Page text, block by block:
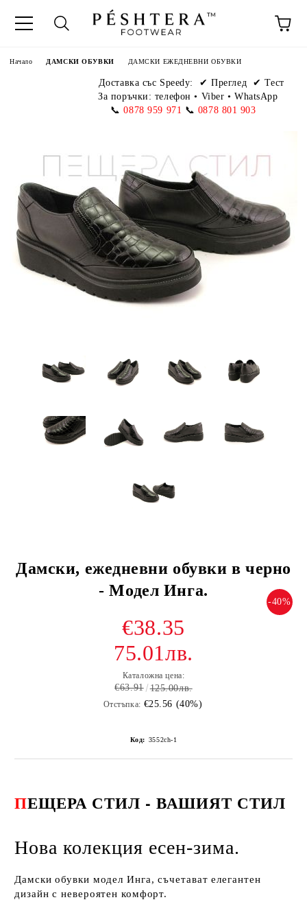
Начало ДАМСКИ ОБУВКИ ДАМСКИ ЕЖЕДНЕВНИ ОБУВКИ
Доставка със Speedy:
✔ Преглед ✔ Тест
За поръчки: телефон• Viber • WhatsApp
📞 0878 959 971 📞 0878 801 903
Дамски, ежедневни обувки в черно
- Модел Инга.
-40%
€38.35
75.01лв.
Каталожна цена:
€63.91 125.00лв.
Отстъпка: €25.56 (40%)
Код: 3552ch-1
ПЕЩЕРА СТИЛ - ВАШИЯТ СТИЛ
Нова колекция есен-зима.
Дамски обувки модел Инга, съчетават елегантен
дизайн с невероятен комфорт.